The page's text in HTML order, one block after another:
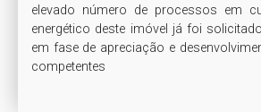
elevado número de processos em
energético deste imóvel já foi
em fase de apreciação e
competentes